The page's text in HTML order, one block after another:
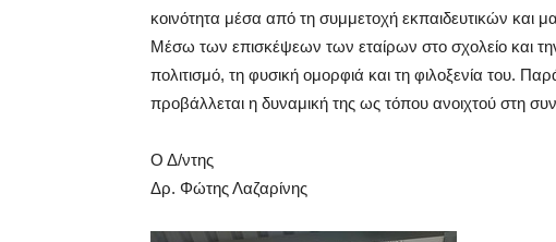
κοινότητα μέσα από τη συμμετοχή εκπαιδευτικών και
Μέσω των επισκέψεων των εταίρων στο σχολείο και την
πολιτισμό, τη φυσική ομορφιά και τη φιλοξενία του.
προβάλλεται η δυναμική της ως τόπου ανοιχτού στη
Ο Δ/ντης
Δρ. Φώτης Λαζαρίνης